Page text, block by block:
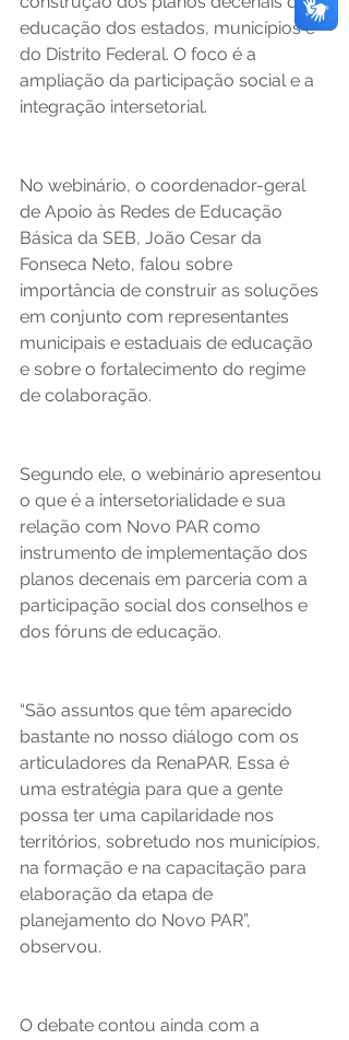
educação dos estados, municípios e
do Distrito Federal. O foco é a
ampliação da participação social e a
integração intersetorial.
No webinário, o coordenador-geral
de Apoio às Redes de Educação
Básica da SEB, João Cesar da
Fonseca Neto, falou sobre
importância de construir as soluções
em conjunto com representantes
municipais e estaduais de educação
e sobre o fortalecimento do regime
de colaboração.
Segundo ele, o webinário apresentou
o que é a intersetorialidade e sua
relação com Novo PAR como
instrumento de implementação dos
planos decenais em parceria com a
participação social dos conselhos e
dos fóruns de educação.
“São assuntos que têm aparecido
bastante no nosso diálogo com os
articuladores da RenaPAR. Essa é
uma estratégia para que a gente
possa ter uma capilaridade nos
territórios, sobretudo nos municípios,
na formação e na capacitação para
elaboração da etapa de
planejamento do Novo PAR”,
observou.
O debate contou ainda com a